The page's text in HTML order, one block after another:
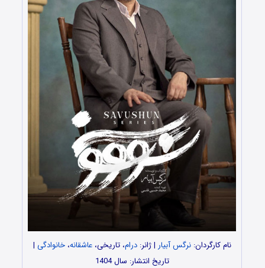
نام کارگردان:نرگس آبیار | ژانر:درام، تاریخی،عاشقانه،خانوادگی |
تاریخ انتشار: سال 1404